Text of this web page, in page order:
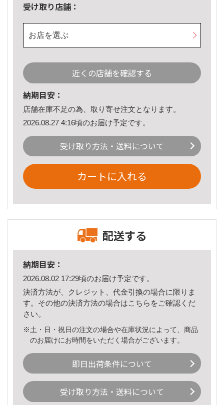
受け取り店舗：
お店を選ぶ
近くの店舗を確認する
納期目安：
店舗在庫不足の為、取り寄せ注文となります。
2026.08.27 4:16頃のお届け予定です。
受け取り方法・送料について
カートに入れる
配送する
納期目安：
2026.08.02 17:29頃のお届け予定です。
決済方法が、クレジット、代金引換の場合に限りま
す。その他の決済方法の場合はこちら をご確認くだ
さい。
※土・日・祝日の注文の場合や在庫状況によって、商品
のお届けにお時間をいただく場合がございます。
即日出荷条件について
受け取り方法・送料について